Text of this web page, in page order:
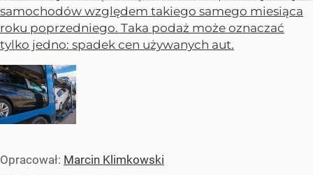
samochodów względem takiego samego miesiąca
roku poprzedniego. Taka podaż może oznaczać
tylko jedno: spadek cen używanych aut.
Opracował: Marcin Klimkowski